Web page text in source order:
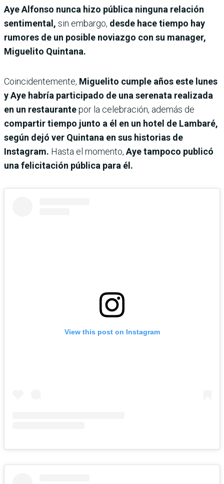
Aye Alfonso nunca hizo pública ninguna relación
sentimental, sin embargo, desde hace tiempo hay
rumores de un posible noviazgo con su manager,
Miguelito Quintana.
Coincidentemente, Miguelito cumple años este lunes
y Aye habría participado de una serenata realizada
en un restaurantepor la celebración, además de
compartir tiempo junto a él en un hotel de Lambaré,
según dejó ver Quintana en sus historias de
Instagram. Hasta el momento, Aye tampoco publicó
una felicitación pública para él.
View this post on Instagram